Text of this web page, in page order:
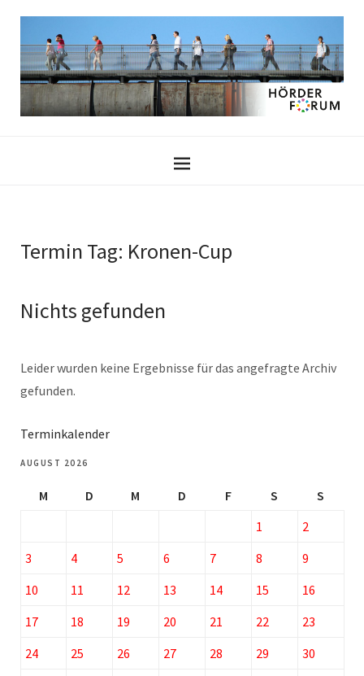
Termin Tag: Kronen-Cup
Nichts gefunden
Leider wurden keine Ergebnisse für das angefragte Archiv
gefunden.
Terminkalender
AUGUST 2026
M D M D F S
S
1
2
3
4 5 6 7 8
9
10
11 12 13 14 15
16
17
18 19 20 21 22
23
24
25 26 27 28 29
30